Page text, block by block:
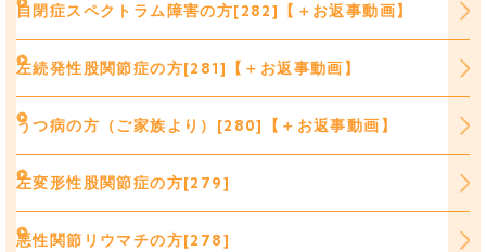
自閉症スペクトラム障害の方[282]【＋お返事動画】
左続発性股関節症の方[281]【＋お返事動画】
うつ病の方（ご家族より）[280]【＋お返事動画】
左変形性股関節症の方[279]
悪性関節リウマチの方[278]